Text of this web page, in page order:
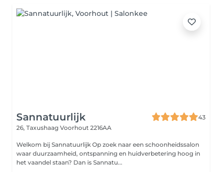
Sannatuurlijk
43
26, Taxushaag Voorhout 2216AA
Welkom bij Sannatuurlijk Op zoek naar een schoonheidssalon
waar duurzaamheid, ontspanning en huidverbetering hoog in
het vaandel staan? Dan is Sannatu...